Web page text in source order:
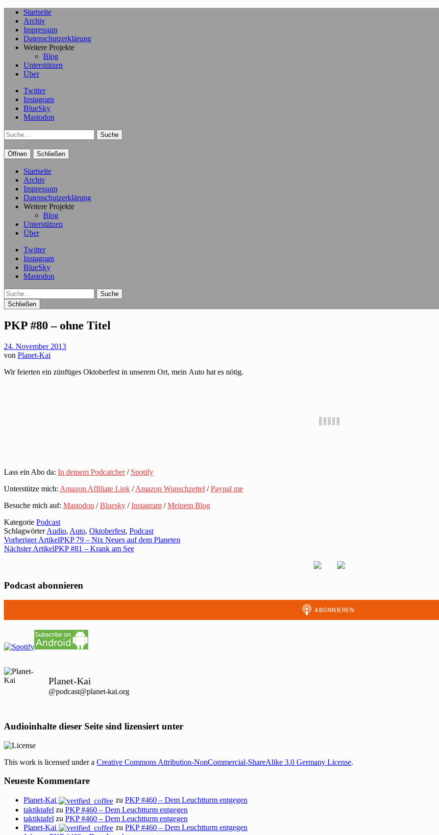
Startseite
Archiv
Impressum
Datenschutzerklärung
Weitere Projekte
Blog
Unterstützen
Über
Twitter
Instagram
BlueSky
Mastodon
Suche
Öffnen Schließen
Startseite
Archiv
Impressum
Datenschutzerklärung
Weitere Projekte
Blog
Unterstützen
Über
Twitter
Instagram
BlueSky
Mastodon
Suche
Schließen
PKP #80 – ohne Titel
24. November 2013
von Planet-Kai
Wir feierten ein zünftiges Oktoberfest in unserem Ort, mein Auto hat es nötig.
Lass ein Abo da: In deinem Podcatcher/ Spotify
Unterstütze mich: Amazon Affiliate Link /Amazon Wunschzettel /Paypal me
Besuche mich auf: Mastodon /Bluesky /Instagram /Meinem Blog
Kategorie Podcast
SchlagwörterAudio, Auto, Oktoberfest, Podcast
Vorheriger ArtikelPKP 79 – Nix Neues auf dem Planeten
Nächster ArtikelPKP #81 – Krank am See
Podcast abonnieren
Planet-Kai
@podcast@planet-kai.org
Audioinhalte dieser Seite sind lizensiert unter
This work is licensed under a Creative Commons Attribution-NonCommercial-ShareAlike 3.0 Germany License.
Neueste Kommentare
Planet-Kai zuPKP #460 – Dem Leuchtturm entgegen
taktiktafel zu PKP #460 – Dem Leuchtturm entgegen
taktiktafel zu PKP #460 – Dem Leuchtturm entgegen
Planet-Kai
zuPKP #460 – Dem Leuchtturm entgegen